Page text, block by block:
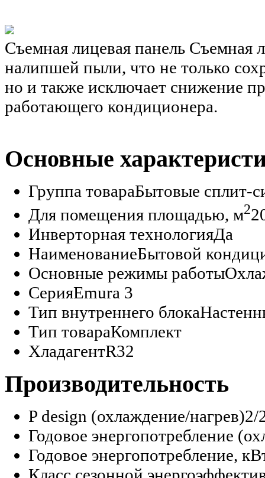
Съемная лицевая панель Съемная
налипшей пыли, что не только
но и также исключает снижение
работающего кондиционера.
Основные
Группа товараБытовые сплит-
Для помещения площадью, м2
Инверторная технологияДа
НаименованиеБытовой
Основные режимы работы
СерияEmura 3
Тип внутреннего блока
Тип товараКомплект
ХладагентR32
Производительность
P design (охлаждение/нагрев)2/
Годовое энергопотребление
Годовое энергопотребление,
Класс сезонной